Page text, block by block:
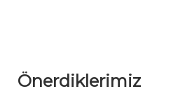
Önerdiklerimiz